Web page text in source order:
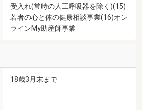
受入れ(常時の人工呼吸器を除く)(15)
若者の心と体の健康相談事業(16)オン
ラインMy助産師事業
18歳3月末まで